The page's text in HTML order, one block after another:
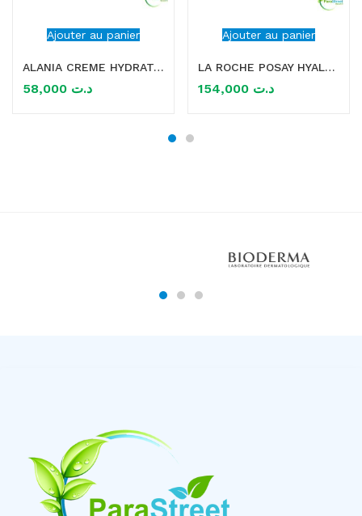
Ajouter au panier
ALANIA CREME HYDRATANTE SPF 30 50ML
د.ت
Ajouter au panier
LA ROCHE POSAY HYALU B5 SPF30 AQUAGEL 50ML
د.ت